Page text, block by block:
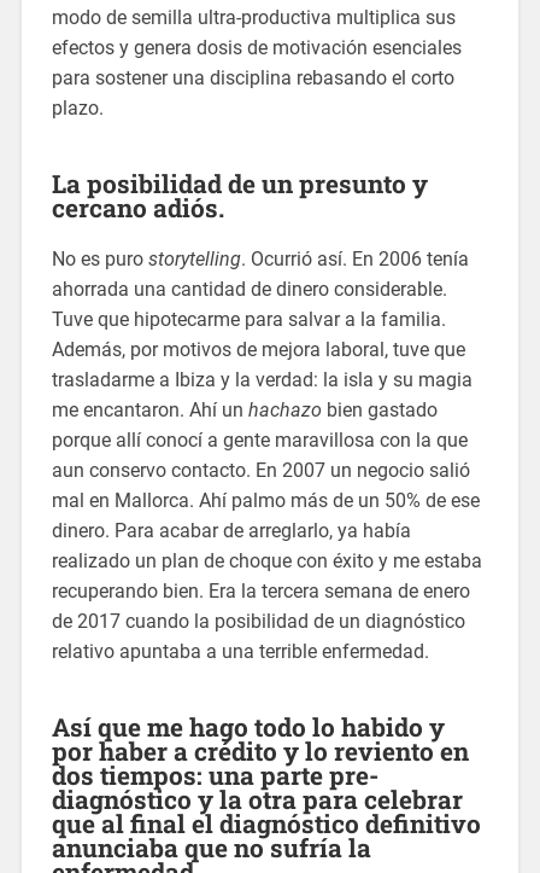
modo de semilla ultra-productiva multiplica sus
efectos y genera dosis de motivación esenciales
para sostener una disciplina rebasando el corto
plazo.
La posibilidad de un presunto y
cercano adiós.
No es puro storytelling. Ocurrió así. En 2006 tenía
ahorrada una cantidad de dinero considerable.
Tuve que hipotecarme para salvar a la familia.
Además, por motivos de mejora laboral, tuve que
trasladarme a Ibiza y la verdad: la isla y su magia
me encantaron. Ahí un hachazo bien gastado
porque allí conocí a gente maravillosa con la que
aun conservo contacto. En 2007 un negocio salió
mal en Mallorca. Ahí palmo más de un 50% de ese
dinero. Para acabar de arreglarlo, ya había
realizado un plan de choque con éxito y me estaba
recuperando bien. Era la tercera semana de enero
de 2017 cuando la posibilidad de un diagnóstico
relativo apuntaba a una terrible enfermedad.
Así que me hago todo lo habido y
por haber a crédito y lo reviento en
dos tiempos: una parte pre-
diagnóstico y la otra para celebrar
que al final el diagnóstico definitivo
anunciaba que no sufría la